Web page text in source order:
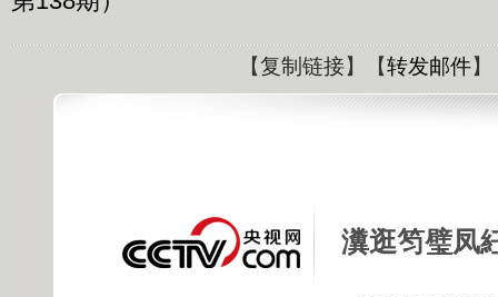
【复制链接】【转发邮件】
瀵逛笉璧凤